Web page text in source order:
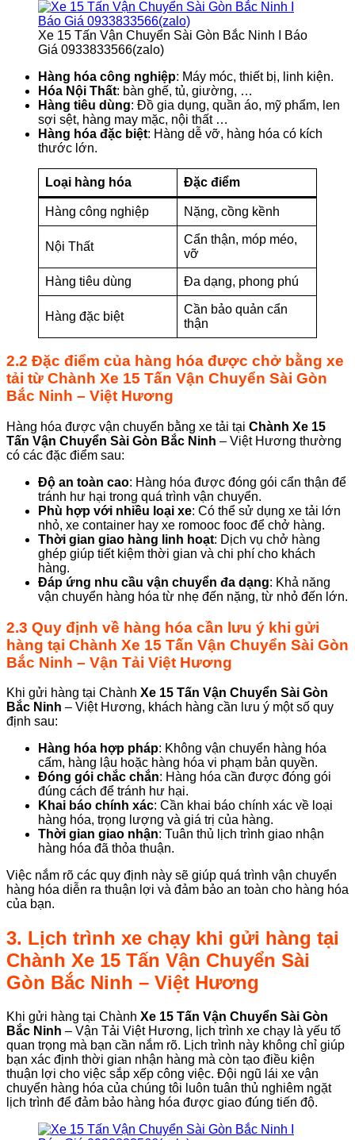
Xe 15 Tấn Vận Chuyển Sài Gòn Bắc Ninh I Báo
Giá 0933833566(zalo)
Hàng hóa công nghiệp: Máy móc, thiết bị, linh kiện.
Hóa Nội Thất: bàn ghế, tủ, giường, …
Hàng tiêu dùng: Đồ gia dụng, quần áo, mỹ phẩm, len
sợi sệt, hàng may mặc, nội thất …
Hàng hóa đặc biệt: Hàng dễ vỡ, hàng hóa có kích
thước lớn.
Loại hàng hóa Đặc điểm
Hàng công nghiệp Nặng, cồng kềnh
Nội Thất
Cẩn thận, móp méo,
vỡ
Hàng tiêu dùng Đa dạng, phong phú
Hàng đặc biệt
Cần bảo quản cẩn
thận
2.2 Đặc điểm của hàng hóa được chở bằng xe
tải từ Chành Xe 15 Tấn Vận Chuyển Sài Gòn
Bắc Ninh – Việt Hương
Hàng hóa được vận chuyển bằng xe tải tại Chành Xe 15
Tấn Vận Chuyển Sài Gòn Bắc Ninh – Việt Hương thường
có các đặc điểm sau:
Độ an toàn cao: Hàng hóa được đóng gói cẩn thận để
tránh hư hại trong quá trình vận chuyển.
Phù hợp với nhiều loại xe: Có thể sử dụng xe tải lớn
nhỏ, xe container hay xe romooc fooc để chở hàng.
Thời gian giao hàng linh hoạt: Dịch vụ chở hàng
ghép giúp tiết kiệm thời gian và chi phí cho khách
hàng.
Đáp ứng nhu cầu vận chuyển đa dạng: Khả năng
vận chuyển hàng hóa từ nhẹ đến nặng, từ nhỏ đến lớn.
2.3 Quy định về hàng hóa cần lưu ý khi gửi
hàng tại Chành Xe 15 Tấn Vận Chuyển Sài Gòn
Bắc Ninh – Vận Tải Việt Hương
Khi gửi hàng tại Chành Xe 15 Tấn Vận Chuyển Sài Gòn
Bắc Ninh – Việt Hương, khách hàng cần lưu ý một số quy
định sau:
Hàng hóa hợp pháp: Không vận chuyển hàng hóa
cấm, hàng lậu hoặc hàng hóa vi phạm bản quyền.
Đóng gói chắc chắn: Hàng hóa cần được đóng gói
đúng cách để tránh hư hại.
Khai báo chính xác: Cần khai báo chính xác về loại
hàng hóa, trọng lượng và giá trị của hàng.
Thời gian giao nhận: Tuân thủ lịch trình giao nhận
hàng hóa đã thỏa thuận.
Việc nắm rõ các quy định này sẽ giúp quá trình vận chuyển
hàng hóa diễn ra thuận lợi và đảm bảo an toàn cho hàng hóa
của bạn.
3. Lịch trình xe chạy khi gửi hàng tại
Chành Xe 15 Tấn Vận Chuyển Sài
Gòn Bắc Ninh – Việt Hương
Khi gửi hàng tại Chành Xe 15 Tấn Vận Chuyển Sài Gòn
Bắc Ninh – Vận Tải Việt Hương, lịch trình xe chạy là yếu tố
quan trọng mà bạn cần nắm rõ. Lịch trình này không chỉ giúp
bạn xác định thời gian nhận hàng mà còn tạo điều kiện
thuận lợi cho việc sắp xếp công việc. Đội ngũ lái xe vận
chuyển hàng hóa của chúng tôi luôn tuân thủ nghiêm ngặt
lịch trình để đảm bảo hàng hóa được giao đúng tiến độ.